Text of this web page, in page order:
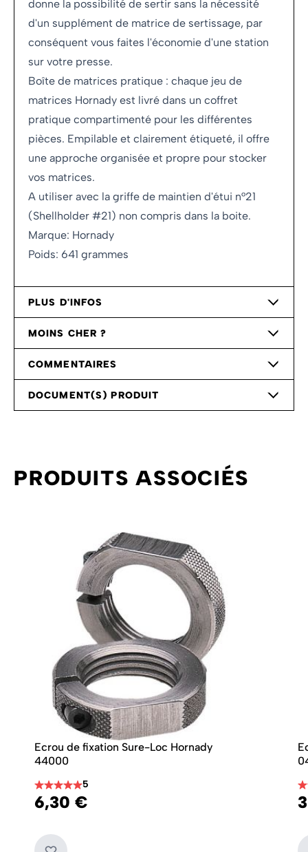
donne la possibilité de sertir sans la nécessité
d'un supplément de matrice de sertissage, par
conséquent vous faites l'économie d'une station
sur votre presse.
Boîte de matrices pratique : chaque jeu de
matrices Hornady est livré dans un coffret
pratique compartimenté pour les différentes
pièces. Empilable et clairement étiqueté, il offre
une approche organisée et propre pour stocker
vos matrices.
A utiliser avec la griffe de maintien d'étui n°21
(Shellholder #21) non compris dans la boite.
Marque: Hornady
Poids: 641 grammes
PLUS D'INFOS
MOINS CHER ?
COMMENTAIRES
DOCUMENT(S) PRODUIT
PRODUITS ASSOCIÉS
Ecrou de fixation Sure-Loc Hornady
44000
5
6,30 €